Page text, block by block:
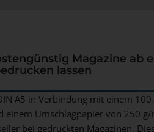
Magazine ab
lassen
A5 in Verbindung mit einem 100
Umschlagpapier von 250 g/
bei gedruckten Magazinen.